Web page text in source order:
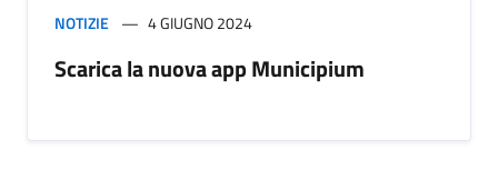
NOTIZIE 4 GIUGNO 2024
Scarica la nuova app Municipium